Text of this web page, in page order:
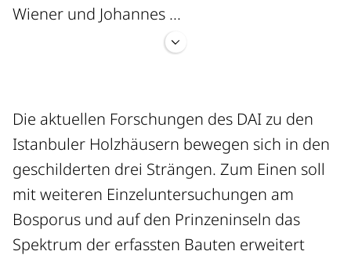
Wiener und Johannes ...
flächendeckende Dokumentation von
Holzhäusern mit der Methodik der
verformungsgetreuen Bauaufnahme
durchgeführt wurde. Das
Kooperationsprojekt mit den Technischen
Universitäten Karlsruhe, Darmstadt und
Die aktuellen Forschungen des DAI zu den
Istanbuler Holzhäusern bewegen sich in den
geschilderten drei Strängen. Zum Einen soll
mit weiteren Einzeluntersuchungen am
Bosporus und auf den Prinzeninseln das
Spektrum der erfassten Bauten erweitert